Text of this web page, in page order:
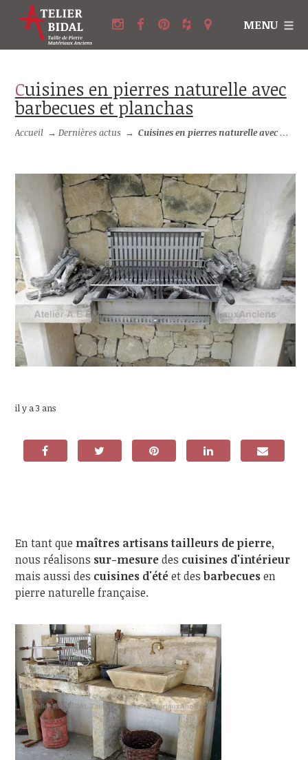
MENU
Cuisines en pierres naturelle avec
barbecues et planchas
Accueil → Dernières actus → Cuisines en pierres naturelle avec barbecues et planchas
il y a 3 ans
En tant que maîtres artisans tailleurs de pierre,
nous réalisons sur-mesuredes cuisines d'intérieur
mais aussi des cuisines d'étéet des barbecuesen
pierre naturelle française.